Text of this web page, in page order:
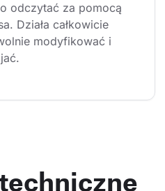
odczytać za pomocą
Działa całkowicie
modyfikować i